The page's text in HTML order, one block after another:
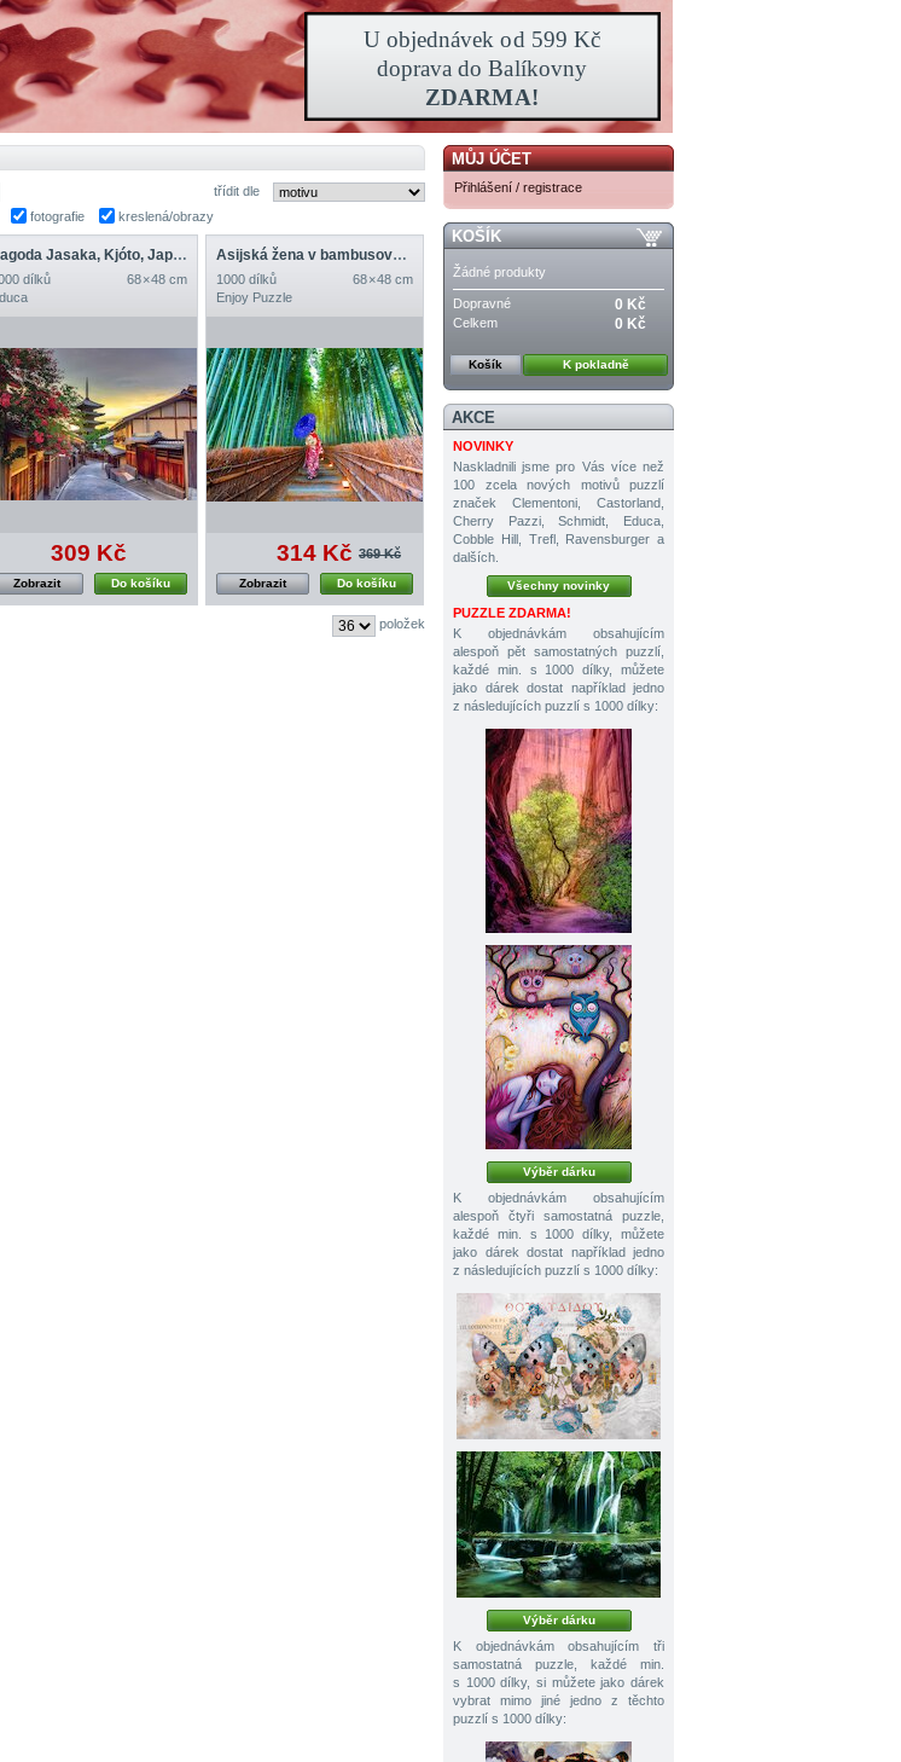
třídit dle
fotografie kreslená/obrazy
Pagoda Jasaka, Kjóto, Japonsko
dílků
68 × 48 cm
309 Kč
Do košíku
Zobrazit
Asijská žena v bambusové lese
1000 dílků
68 × 48 cm
Enjoy Puzzle
314 Kč 369 Kč
Do košíku
Zobrazit
položek
MŮJ ÚČET
Přihlášení / registrace
KOŠÍK
Žádné produkty
Dopravné 0 Kč
Celkem 0 Kč
Košík K pokladně
AKCE
NOVINKY
Naskladnili jsme pro Vás více než
100 zcela nových motivů puzzlí
značek Clementoni, Castorland,
Cherry Pazzi, Schmidt, Educa,
Cobble Hill, Trefl, Ravensburger a
dalších.
Všechny novinky
PUZZLE ZDARMA!
K objednávkám obsahujícím
alespoň pět samostatných puzzlí,
každé min. s 1000 dílky, můžete
jako dárek dostat například jedno
z následujících puzzlí s 1000 dílky:
Výběr dárku
K objednávkám obsahujícím
alespoň čtyři samostatná puzzle,
každé min. s 1000 dílky, můžete
jako dárek dostat například jedno
z následujících puzzlí s 1000 dílky:
Výběr dárku
K objednávkám obsahujícím tři
samostatná puzzle, každé min.
s 1000 dílky, si můžete jako dárek
vybrat mimo jiné jedno z těchto
puzzlí s 1000 dílky: